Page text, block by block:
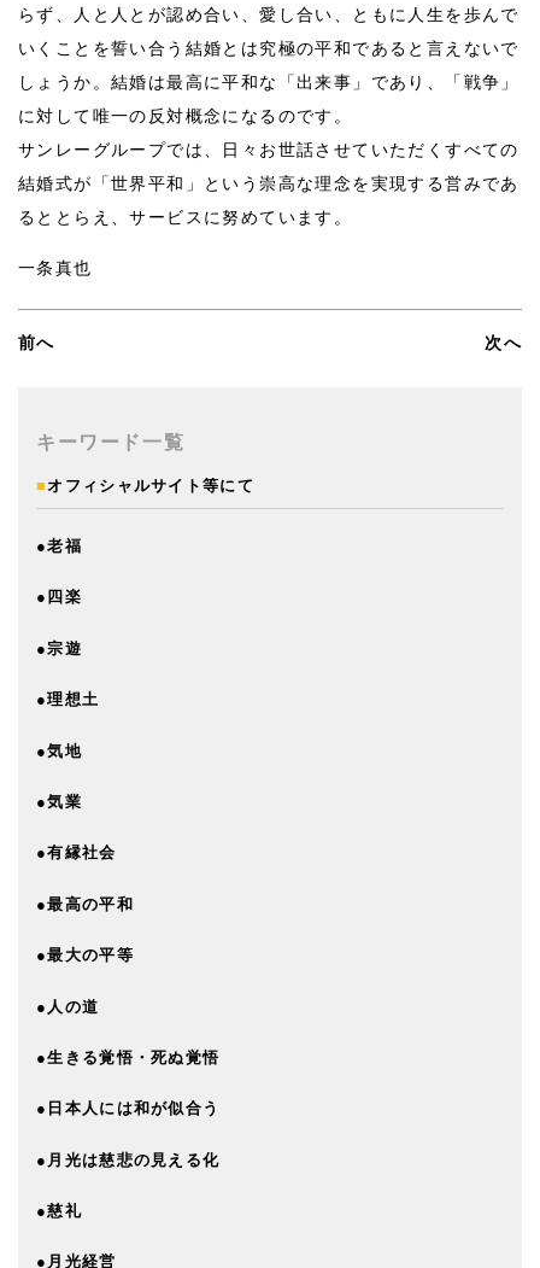
らず、人と人とが認め合い、愛し合い、ともに人生を歩んで
いくことを誓い合う結婚とは究極の平和であると言えないで
しょうか。結婚は最高に平和な「出来事」であり、「戦争」
に対して唯一の反対概念になるのです。
サンレーグループでは、日々お世話させていただくすべての
結婚式が「世界平和」という崇高な理念を実現する営みであ
るととらえ、サービスに努めています。
一条真也
前へ 次へ
キーワード一覧
■オフィシャルサイト等にて
●老福
●四楽
●宗遊
●理想土
●気地
●気業
●有縁社会
●最高の平和
●最大の平等
●人の道
●生きる覚悟・死ぬ覚悟
●日本人には和が似合う
●月光は慈悲の見える化
●慈礼
●月光経営